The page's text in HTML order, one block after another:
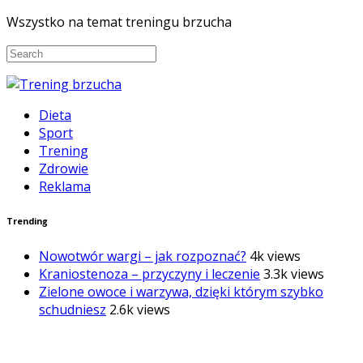
Wszystko na temat treningu brzucha
Dieta
Sport
Trening
Zdrowie
Reklama
Trending
Nowotwór wargi – jak rozpoznać? 4k views
Kraniostenoza – przyczyny i leczenie 3.3k views
Zielone owoce i warzywa, dzięki którym szybko
schudniesz 2.6k views